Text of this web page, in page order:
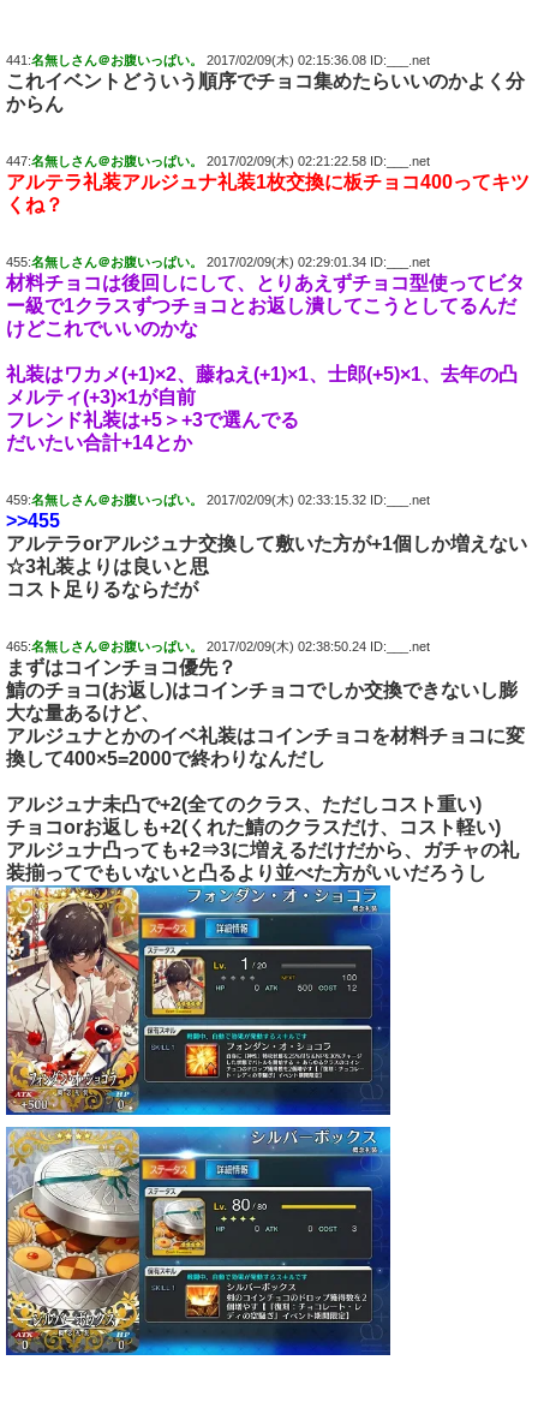
441:名無しさん＠お腹いっぱい。 2017/02/09(木) 02:15:36.08 ID:___.net
これイベントどういう順序でチョコ集めたらいいのかよく分
からん
447:名無しさん＠お腹いっぱい。 2017/02/09(木) 02:21:22.58 ID:___.net
アルテラ礼装アルジュナ礼装1枚交換に板チョコ400ってキツ
くね？
455:名無しさん＠お腹いっぱい。 2017/02/09(木) 02:29:01.34 ID:___.net
材料チョコは後回しにして、とりあえずチョコ型使ってビタ
ー級で1クラスずつチョコとお返し潰してこうとしてるんだ
けどこれでいいのかな
礼装はワカメ(+1)×2、藤ねえ(+1)×1、士郎(+5)×1、去年の凸
メルティ(+3)×1が自前
フレンド礼装は+5＞+3で選んでる
だいたい合計+14とか
459:名無しさん＠お腹いっぱい。 2017/02/09(木) 02:33:15.32 ID:___.net
>>455
アルテラorアルジュナ交換して敷いた方が+1個しか増えない
☆3礼装よりは良いと思
コスト足りるならだが
465:名無しさん＠お腹いっぱい。 2017/02/09(木) 02:38:50.24 ID:___.net
まずはコインチョコ優先？
鯖のチョコ(お返し)はコインチョコでしか交換できないし膨
大な量あるけど、
アルジュナとかのイベ礼装はコインチョコを材料チョコに変
換して400×5=2000で終わりなんだし
アルジュナ未凸で+2(全てのクラス、ただしコスト重い)
チョコorお返しも+2(くれた鯖のクラスだけ、コスト軽い)
アルジュナ凸っても+2⇒3に増えるだけだから、ガチャの礼
装揃ってでもいないと凸るより並べた方がいいだろうし